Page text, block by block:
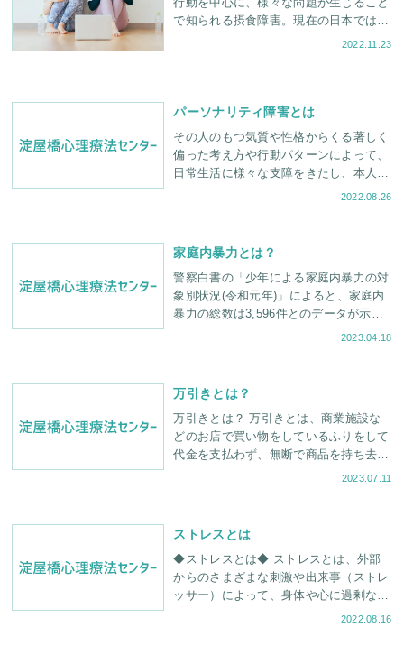
行動を中心に、様々な問題が生じること
で知られる摂食障害。現在の日本では、
約1,000人に1人の割合で有病率が報告さ
2022.11.23
パーソナリティ障害とは
その人のもつ気質や性格からくる著しく
偏った考え方や行動パターンによって、
日常生活に様々な支障をきたし、本人が
苦しんだり、周囲が困ったりしている状
2022.08.26
家庭内暴力とは？
警察白書の「少年による家庭内暴力の対
象別状況(令和元年)」によると、家庭内
暴力の総数は3,596件とのデータが示さ
れました。なお、暴力の対象は母親が
2023.04.18
万引きとは？
万引きとは？ 万引きとは、商業施設な
どのお店で買い物をしているふりをして
代金を支払わず、無断で商品を持ち去る
犯罪行為のことです。警視庁の統計によ
2023.07.11
ストレスとは
◆ストレスとは◆ ストレスとは、外部
からのさまざまな刺激や出来事（ストレ
ッサー）によって、身体や心に過剰な負
2022.08.16